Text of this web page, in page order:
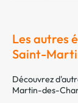
Les autres
Saint-
Découvrez
Martin-des-